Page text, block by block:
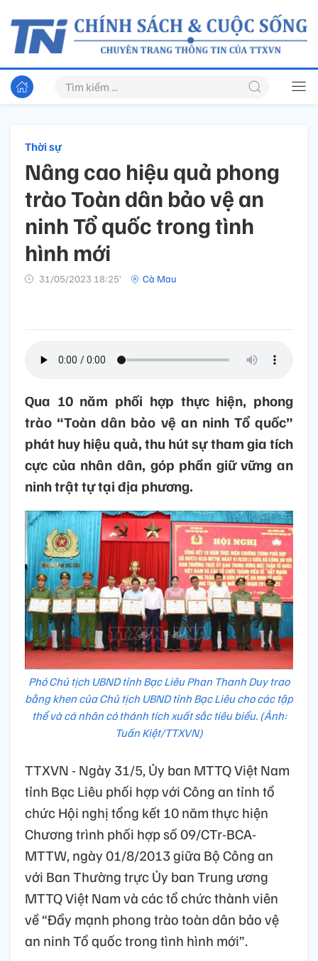
Thời sự
Nâng cao hiệu quả phong
trào Toàn dân bảo vệ an
ninh Tổ quốc trong tình
hình mới
31/05/2023 18:25’ Cà Mau
Qua 10 năm phối hợp thực hiện, phong
trào “Toàn dân bảo vệ an ninh Tổ quốc”
phát huy hiệu quả, thu hút sự tham gia tích
cực của nhân dân, góp phần giữ vững an
ninh trật tự tại địa phương.
Phó Chủ tịch UBND tỉnh Bạc Liêu Phan Thanh Duy trao
bằng khen của Chủ tịch UBND tỉnh Bạc Liêu cho các tập
thể và cá nhân có thánh tích xuất sắc tiêu biểu. (Ảnh:
Tuấn Kiệt/TTXVN)
TTXVN - Ngày 31/5, Ủy ban MTTQ Việt Nam
tỉnh Bạc Liêu phối hợp với Công an tỉnh tổ
chức Hội nghị tổng kết 10 năm thực hiện
Chương trình phối hợp số 09/CTr-BCA-
MTTW, ngày 01/8/2013 giữa Bộ Công an
với Ban Thường trực Ủy ban Trung ương
MTTQ Việt Nam và các tổ chức thành viên
về “Đẩy mạnh phong trào toàn dân bảo vệ
an ninh Tổ quốc trong tình hình mới”.